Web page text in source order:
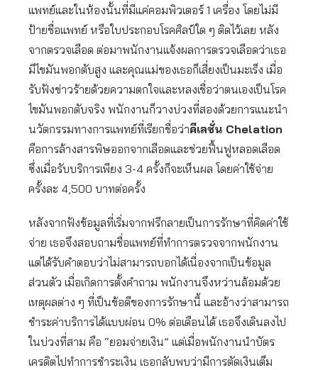
แพทย์และในห้องนั้นที่มีแค่คอมพิวเตอร์ 1 เครื่อง โดยไม่มี
ป้ายชื่อแพทย์ หรือใบประกอบโรคศิลป์ใด ๆ ติดไว้เลย หลัง
จากตรวจเลือด ต่อมาพนักงานแจ้งผลการตรวจเลือดว่าเธอ
มีไขมันพอกตับสูง และคุณแม่ของเธอก็เสี่ยงเป็นมะเร็ง เมื่อ
รับฟังข่าวร้ายด้วยความตกใจและหลงเชื่อว่าตนเองเป็นโรค
ไขมันพอกตับจริง พนักงานก็วางบ่วงที่สองด้วยการแนะนำ
นวัตกรรมทางการแพทย์ที่เรียกชื่อว่าคีเลชั่น Chelation
คือการล้างสารพิษออกจากเลือดและช่วยฟื้นฟูหลอดเลือด
ซึ่งเมื่อรับบริการเพียง 3-4 ครั้งก็จะเห็นผล โดยค่าใช้จ่าย
ครั้งละ 4,500 บาทต่อครั้ง
หลังจากฟังข้อมูลที่เริ่มจากฟรีกลายเป็นการรักษาที่คิดค่าใช้
จ่าย เธอจึงสอบถามชื่อแพทย์ที่ทำการตรวจจากพนักงาน
แต่ได้รับคำตอบว่าไม่สามารถบอกได้เนื่องจากเป็นข้อมูล
ส่วนตัว เมื่อเกิดการตั้งคำถาม พนักงานจึงหว่านล้อมด้วย
เหตุผลต่าง ๆ ที่เป็นข้อดีของการรักษานี้ และอ้างว่าสามารถ
ชำระค่าบริการได้แบบผ่อน 0% ต่อเดือนได้ เธอจึงเดินลงไป
ในบ่วงที่สาม คือ “ยอมจ่ายเงิน” แต่เมื่อพนักงานนำบัตร
เครดิตไปทำการชำระเงิน เธอกลับพบว่ามีการตัดเงินเต็ม